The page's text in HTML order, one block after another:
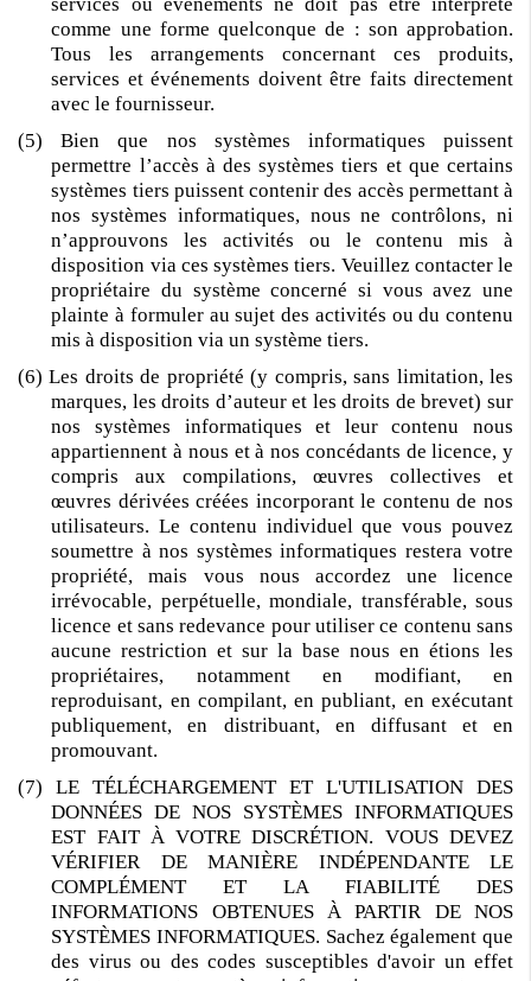
comme une forme quelconque de : son approbation.
Tous les arrangements concernant ces produits,
services et événements doivent être faits directement
avec le fournisseur.
(5) Bien que nos systèmes informatiques puissent
permettre l’accès à des systèmes tiers et que certains
systèmes tiers puissent contenir des accès permettant à
nos systèmes informatiques, nous ne contrôlons, ni
n’approuvons les activités ou le contenu mis à
disposition via ces systèmes tiers. Veuillez contacter le
propriétaire du système concerné si vous avez une
plainte à formuler au sujet des activités ou du contenu
mis à disposition via un système tiers.
(6) Les droits de propriété (y compris, sans limitation, les
marques, les droits d’auteur et les droits de brevet) sur
nos systèmes informatiques et leur contenu nous
appartiennent à nous et à nos concédants de licence, y
compris aux compilations, œuvres collectives et
œuvres dérivées créées incorporant le contenu de nos
utilisateurs. Le contenu individuel que vous pouvez
soumettre à nos systèmes informatiques restera votre
propriété, mais vous nous accordez une licence
irrévocable, perpétuelle, mondiale, transférable, sous
licence et sans redevance pour utiliser ce contenu sans
aucune restriction et sur la base nous en étions les
propriétaires, notamment en modifiant, en
reproduisant, en compilant, en publiant, en exécutant
publiquement, en distribuant, en diffusant et en
promouvant.
(7) LE TÉLÉCHARGEMENT ET L'UTILISATION DES
DONNÉES DE NOS SYSTÈMES INFORMATIQUES
EST FAIT À VOTRE DISCRÉTION. VOUS DEVEZ
VÉRIFIER DE MANIÈRE INDÉPENDANTE LE
COMPLÉMENT ET LA FIABILITÉ DES
INFORMATIONS OBTENUES À PARTIR DE NOS
SYSTÈMES INFORMATIQUES. Sachez également que
des virus ou des codes susceptibles d'avoir un effet